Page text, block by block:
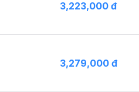
3,223,000 đ
3,279,000 đ